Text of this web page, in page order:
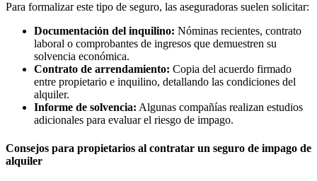
Para formalizar este tipo de seguro, las aseguradoras suelen solicitar:
Documentación del inquilino: Nóminas recientes, contrato
laboral o comprobantes de ingresos que demuestren su
solvencia económica.
Contrato de arrendamiento: Copia del acuerdo firmado
entre propietario e inquilino, detallando las condiciones del
alquiler.
Informe de solvencia: Algunas compañías realizan estudios
adicionales para evaluar el riesgo de impago.
Consejos para propietarios al contratar un seguro de impago de
alquiler